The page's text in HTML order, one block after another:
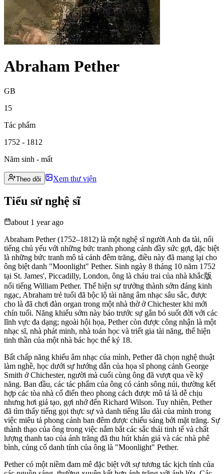
Abraham Pether
GB
15
Tác phẩm
1752 - 1812
Năm sinh - mất
Theo dõi Xem thư viện
Tiểu sử nghệ sĩ
about 1 year ago
Abraham Pether (1752–1812) là một nghệ sĩ người Anh đa tài, nổi
tiếng chủ yếu với những bức tranh phong cảnh đầy sức gợi, đặc biệt
là những bức tranh mô tả cảnh đêm trăng, điều này đã mang lại cho
ông biệt danh "Moonlight" Pether. Sinh ngày 8 tháng 10 năm 1752
tại St. James', Piccadilly, London, ông là cháu trai của nhà khắc版
nổi tiếng William Pether. Thể hiện sự trưởng thành sớm đáng kinh
ngạc, Abraham trẻ tuổi đã bộc lộ tài năng âm nhạc sâu sắc, được
cho là đã chơi đàn organ trong một nhà thờ ở Chichester khi mới
chín tuổi. Năng khiếu sớm này báo trước sự gắn bó suốt đời với các
lĩnh vực đa dạng; ngoài hội họa, Pether còn được công nhận là một
nhạc sĩ, nhà phát minh, nhà toán học và triết gia tài năng, thể hiện
tinh thần của một nhà bác học thế kỷ 18.
Bất chấp năng khiếu âm nhạc của mình, Pether đã chọn nghệ thuật
làm nghề, học dưới sự hướng dẫn của họa sĩ phong cảnh George
Smith ở Chichester, người mà cuối cùng ông đã vượt qua về kỹ
năng. Ban đầu, các tác phẩm của ông có cảnh sông núi, thường kết
hợp các tòa nhà cổ điển theo phong cách được mô tả là dễ chịu
nhưng hơi giả tạo, gợi nhớ đến Richard Wilson. Tuy nhiên, Pether
đã tìm thấy tiếng gọi thực sự và danh tiếng lâu dài của mình trong
việc miêu tả phong cảnh ban đêm được chiếu sáng bởi mặt trăng. Sự
thành thạo của ông trong việc nắm bắt các sắc thái tinh tế và chất
lượng thanh tao của ánh trăng đã thu hút khán giả và các nhà phê
bình, củng cố danh tính của ông là "Moonlight" Pether.
Pether có một niềm đam mê đặc biệt với sự tương tác kịch tính của